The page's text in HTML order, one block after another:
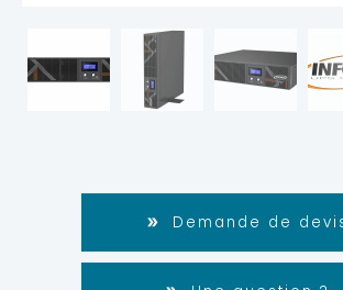
Demande de